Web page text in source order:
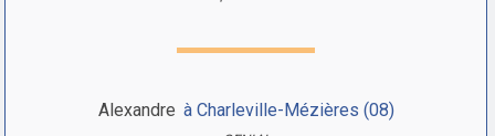
Alexandre à Charleville-Mézières (08)